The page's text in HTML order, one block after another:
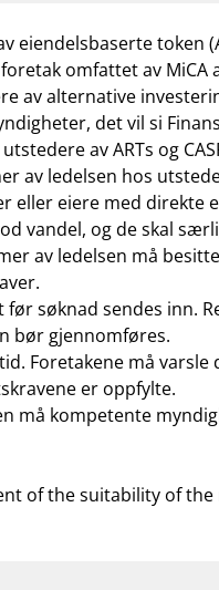
eiendelsbaserte token
omfattet av
av alternative
det vil si
av ARTs og
av ledelsen hos
eiere med direkte
vandel, og de skal
av ledelsen må
søknad sendes inn.
bør gjennomføres.
Foretakene må
er oppfylte.
må kompetente
of the suitability of